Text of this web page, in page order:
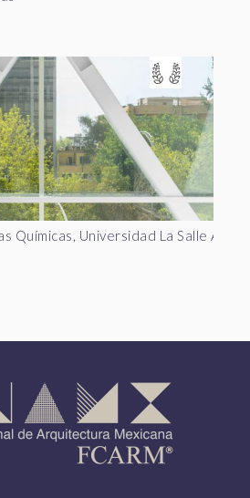
Químicas, Universidad La Salle AC